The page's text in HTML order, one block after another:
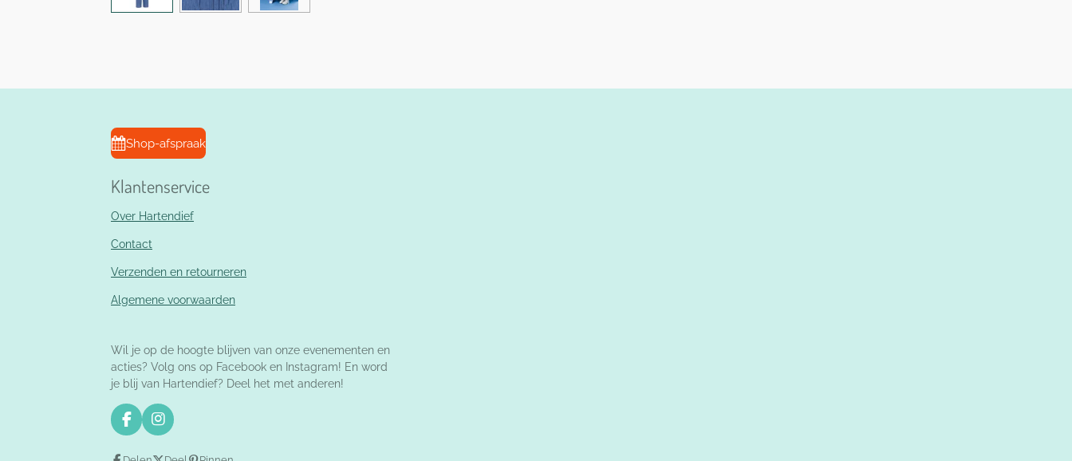
Shop-afspraak
Klantenservice
Over Hartendief
Contact
Verzenden en retourneren
Algemene voorwaarden
Wil je op de hoogte blijven van onze evenementen en
acties? Volg ons op Facebook en Instagram! En word
je blij van Hartendief? Deel het met anderen!
F
a
c
I
n
s